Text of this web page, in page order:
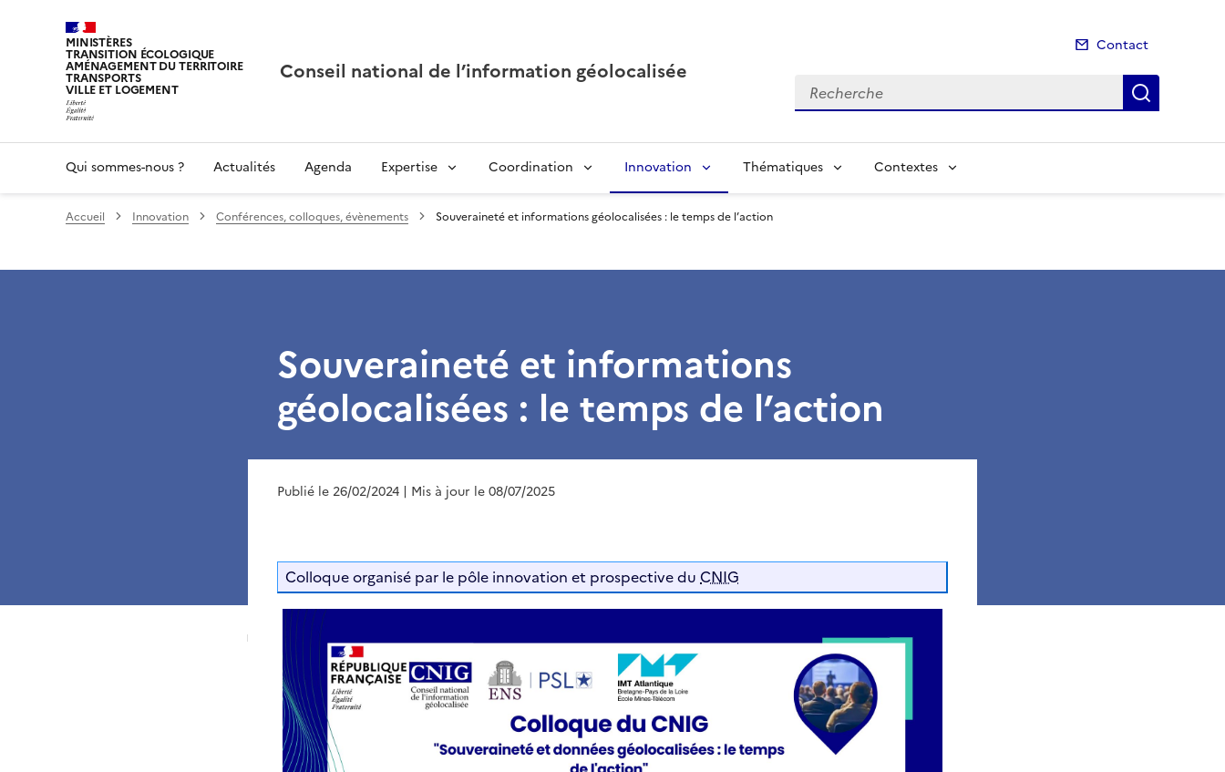
MINISTÈRES
TRANSITION ÉCOLOGIQUE
AMÉNAGEMENT DU TERRITOIRE
TRANSPORTS
VILLE ET LOGEMENT
Conseil national de l’information géolocalisée
Contact
Recherche
Qui sommes-nous ? Actualités Agenda Expertise Coordination Innovation Thématiques Contextes
Accueil Innovation Conférences, colloques, évènements Souveraineté et informations géolocalisées : le temps de l’action
Souveraineté et informations
géolocalisées : le temps de l’action
Publié le 26/02/2024 | Mis à jour le 08/07/2025
Colloque organisé par le pôle innovation et prospective du CNIG